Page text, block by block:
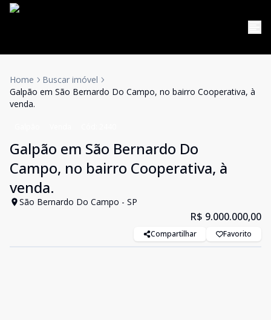
Home
Buscar imóvel
Galpão em São Bernardo Do Campo, no bairro Cooperativa, à
venda.
Galpão em São Bernardo Do
Campo, no bairro Cooperativa, à
venda.
São Bernardo Do Campo - SP
R$ 9.000.000,00
Compartilhar Favorito